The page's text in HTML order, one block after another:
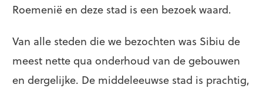
Roemenië en deze stad is een bezoek waard.
Van alle steden die we bezochten was Sibiu de
meest nette qua onderhoud van de gebouwen
en dergelijke. De middeleeuwse stad is prachtig,